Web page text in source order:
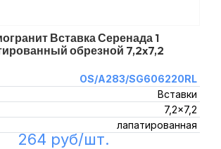
Вставка Серенада 1
обрезной 7,2x7,2
OS/A283/SG606220RL
Вставки
7,2x7,2
лапатированная
264 руб/шт.